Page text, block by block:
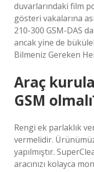
duvarlarındaki film
gösteri vakalarına
210-300 GSM-DAS
ancak yine de
Bilmeniz Gereken
Araç
GSM
Rengi ek parlaklık
vermelidir.
yapılmıştır.
aracınızı kolayca